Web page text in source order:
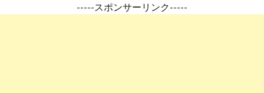
-----スポンサーリンク-----